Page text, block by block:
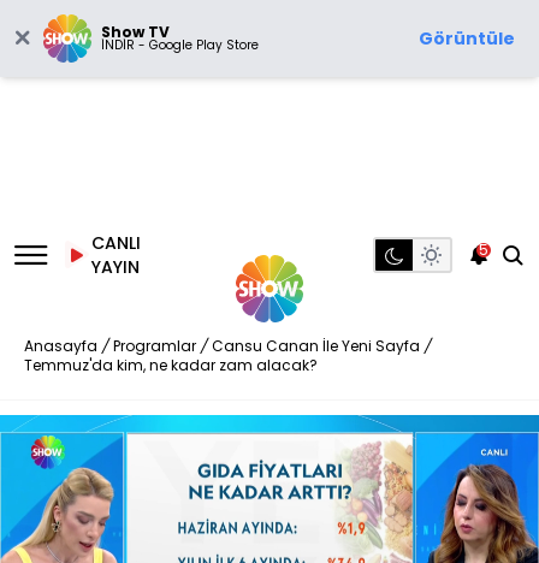
Show TV
İNDİR - Google Play Store Görüntüle
CANLI
YAYIN
5
Anasayfa / Programlar / Cansu Canan İle Yeni Sayfa /
Temmuz'da kim, ne kadar zam alacak?